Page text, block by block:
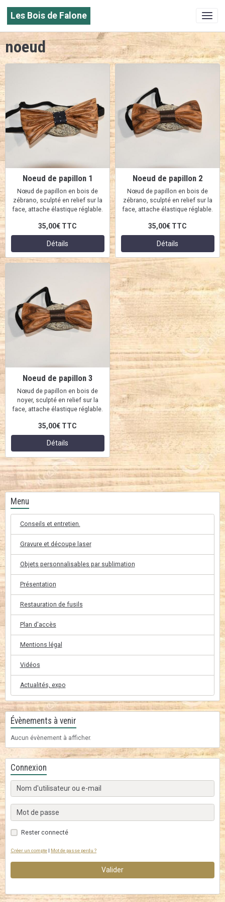
Les Bois de Falone
noeud
Noeud de papillon 1
Nœud de papillon en bois de
zébrano, sculpté en relief sur la
face, attache élastique réglable.
35,00€ TTC
Détails
Noeud de papillon 2
Nœud de papillon en bois de
zébrano, sculpté en relief sur la
face, attache élastique réglable.
35,00€ TTC
Détails
Noeud de papillon 3
Nœud de papillon en bois de
noyer, sculpté en relief sur la
face, attache élastique réglable.
35,00€ TTC
Détails
Menu
Conseils et entretien.
Gravure et découpe laser
Objets personnalisables par sublimation
Présentation
Restauration de fusils
Plan d'accès
Mentions légal
Vidéos
Actualités, expo
Évènements à venir
Aucun évènement à afficher.
Connexion
Rester connecté
Créer un compte | Mot de passe perdu ?
Valider